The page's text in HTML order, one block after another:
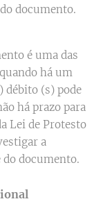
documento.
é uma das
há um
débito (s) pode
há prazo para
Lei de Protesto
a
do documento.